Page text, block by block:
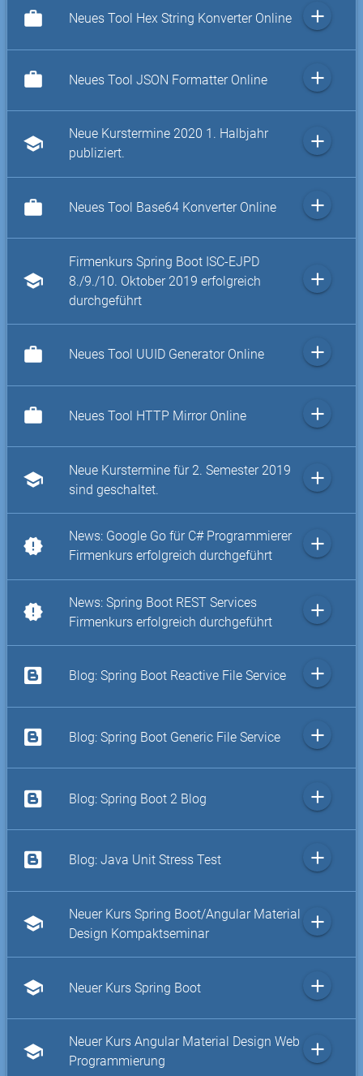
work Neues Tool Hex String Konverter Online add
work Neues Tool JSON Formatter Online add
school
Neue Kurstermine 2020 1. Halbjahr
publiziert.
add
work Neues Tool Base64 Konverter Online add
school
Firmenkurs Spring Boot ISC-EJPD
8./9./10. Oktober 2019 erfolgreich
durchgeführt
add
work Neues Tool UUID Generator Online add
work Neues Tool HTTP Mirror Online add
school
Neue Kurstermine für 2. Semester 2019
sind geschaltet.
add
new_releases
News: Google Go für C# Programmierer
Firmenkurs erfolgreich durchgeführt
add
new_releases
News: Spring Boot REST Services
Firmenkurs erfolgreich durchgeführt
add
Blog: Spring Boot Reactive File Service add
Blog: Spring Boot Generic File Service add
Blog: Spring Boot 2 Blog add
Blog: Java Unit Stress Test add
school
Neuer Kurs Spring Boot/Angular Material
Design Kompaktseminar
add
school Neuer Kurs Spring Boot add
school
Neuer Kurs Angular Material Design Web
Programmierung
add